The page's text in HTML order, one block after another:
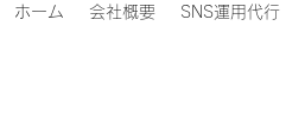
ホーム 会社概要 SNS運用代行